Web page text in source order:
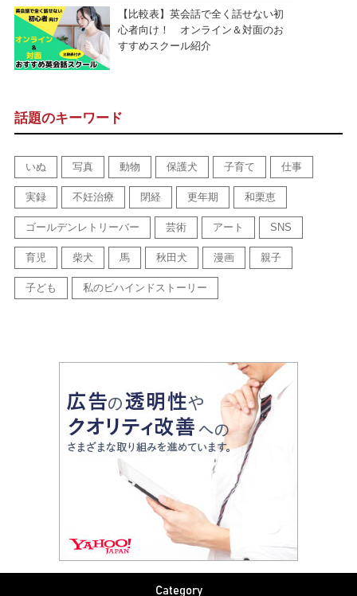
【比較表】英会話で全く話せない初
心者向け！ オンライン＆対面のお
すすめスクール紹介
話題のキーワード
いぬ 写真 動物 保護犬 子育て 仕事
実録 不妊治療 閉経 更年期 和栗恵
ゴールデンレトリーバー 芸術 アート SNS
育児 柴犬 馬 秋田犬 漫画 親子
子ども 私のビハインドストーリー
Category